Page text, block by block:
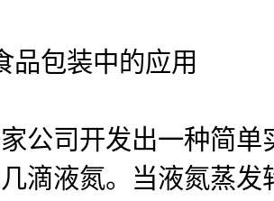
品包装中的应用
公司开发出一种简
滴液氮。当液氮蒸